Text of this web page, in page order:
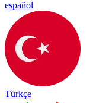
español
Türkçe